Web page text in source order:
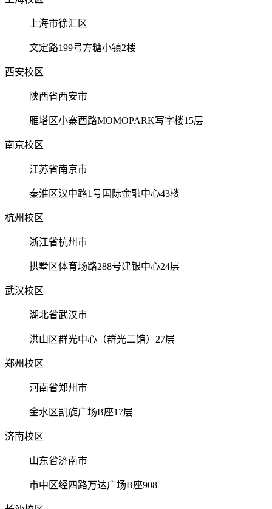
上海市徐汇区
文定路199号方糖小镇2楼
西安校区
陕西省西安市
雁塔区小寨西路MOMOPARK写字楼15层
南京校区
江苏省南京市
秦淮区汉中路1号国际金融中心43楼
杭州校区
浙江省杭州市
拱墅区体育场路288号建银中心24层
武汉校区
湖北省武汉市
洪山区群光中心（群光二馆）27层
郑州校区
河南省郑州市
金水区凯旋广场B座17层
济南校区
山东省济南市
市中区经四路万达广场B座908